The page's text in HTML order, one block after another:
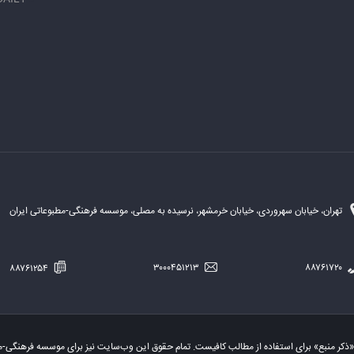
تهران، خیابان سهروردی، خیابان خرمشهر، نرسیده به مصلی، موسسه فرهنگی-مطبوعاتی ایران
«ذکر منبع» برای استفاده از مطالب کافیست. تمام حقوق این وب‌سایت نیز برای موسسه